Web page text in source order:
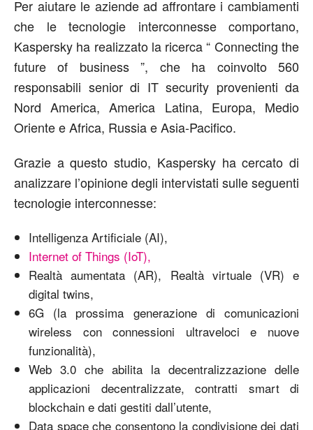
Per aiutare le aziende ad affrontare i cambiamenti
che le tecnologie interconnesse comportano,
Kaspersky ha realizzato la ricerca “ Connecting the
future of business ”, che ha coinvolto 560
responsabili senior di IT security provenienti da
Nord America, America Latina, Europa, Medio
Oriente e Africa, Russia e Asia-Pacifico.
Grazie a questo studio, Kaspersky ha cercato di
analizzare l’opinione degli intervistati sulle seguenti
tecnologie interconnesse:
Intelligenza Artificiale (AI),
Internet of Things (IoT),
Realtà aumentata (AR), Realtà virtuale (VR) e
digital twins,
6G (la prossima generazione di comunicazioni
wireless con connessioni ultraveloci e nuove
funzionalità),
Web 3.0 che abilita la decentralizzazione delle
applicazioni decentralizzate, contratti smart di
blockchain e dati gestiti dall’utente,
Data space che consentono la condivisione dei dati